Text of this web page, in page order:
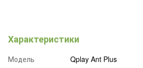
Характеристики
Модель
Qplay Ant Plus